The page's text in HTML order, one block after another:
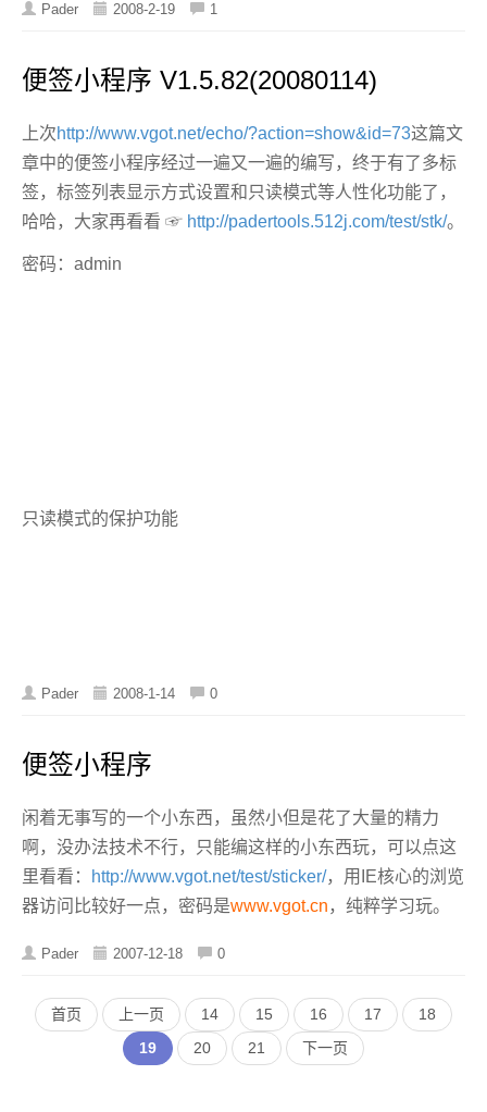
Pader 2008-2-19 1
便签小程序 V1.5.82(20080114)
上次http://www.vgot.net/echo/?action=show&id=73这篇文
章中的便签小程序经过一遍又一遍的编写，终于有了多标
签，标签列表显示方式设置和只读模式等人性化功能了，
哈哈，大家再看看 ☞ http://padertools.512j.com/test/stk/。
密码：admin
只读模式的保护功能
Pader 2008-1-14 0
便签小程序
闲着无事写的一个小东西，虽然小但是花了大量的精力
啊，没办法技术不行，只能编这样的小东西玩，可以点这
里看看：
http://www.vgot.net/test/sticker/，用IE核心的浏览
器访问比较好一点，密码是www.vgot.cn ，纯粹学习玩。
Pader 2007-12-18 0
首页 上一页 14 15 16 17
18
19
20 21 下一页